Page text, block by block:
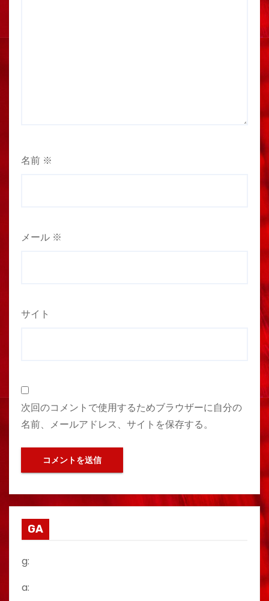
名前 ※
メール ※
サイト
次回のコメントで使用するためブラウザーに自分の
名前、メールアドレス、サイトを保存する。
GA
g:
a: